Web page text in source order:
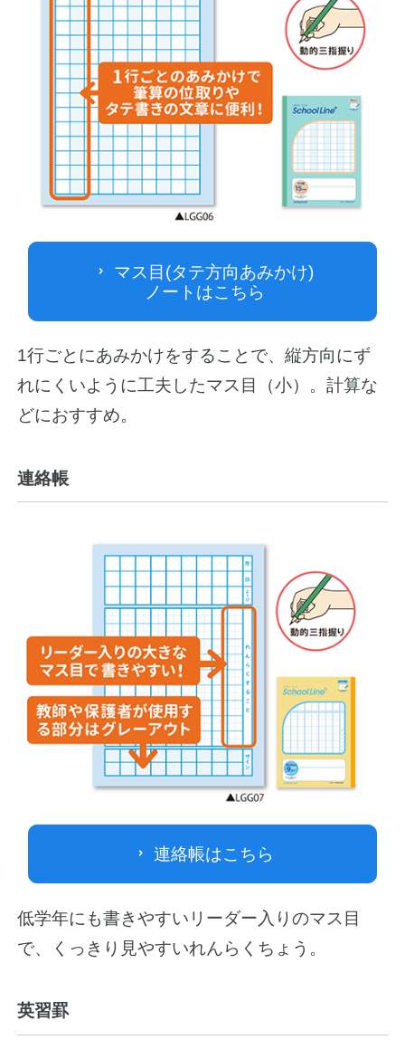
1行ごとにあみかけをすることで、縦方向にず
れにくいように工夫したマス目（小）。計算な
どにおすすめ。
マス目(タテ方向あみかけ)
ノートはこちら
連絡帳
低学年にも書きやすいリーダー入りのマス目
で、くっきり見やすいれんらくちょう。
連絡帳はこちら
英習罫